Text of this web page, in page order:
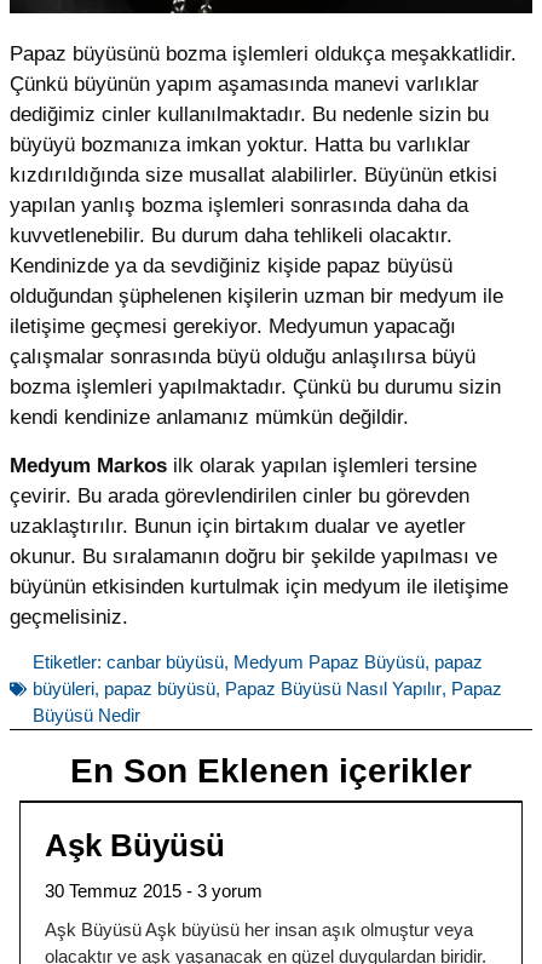
Papaz büyüsünü bozma işlemleri oldukça meşakkatlidir.
Çünkü büyünün yapım aşamasında manevi varlıklar
dediğimiz cinler kullanılmaktadır. Bu nedenle sizin bu
büyüyü bozmanıza imkan yoktur. Hatta bu varlıklar
kızdırıldığında size musallat alabilirler. Büyünün etkisi
yapılan yanlış bozma işlemleri sonrasında daha da
kuvvetlenebilir. Bu durum daha tehlikeli olacaktır.
Kendinizde ya da sevdiğiniz kişide papaz büyüsü
olduğundan şüphelenen kişilerin uzman bir medyum ile
iletişime geçmesi gerekiyor. Medyumun yapacağı
çalışmalar sonrasında büyü olduğu anlaşılırsa büyü
bozma işlemleri yapılmaktadır. Çünkü bu durumu sizin
kendi kendinize anlamanız mümkün değildir.
Medyum Markos ilk olarak yapılan işlemleri tersine
çevirir. Bu arada görevlendirilen cinler bu görevden
uzaklaştırılır. Bunun için birtakım dualar ve ayetler
okunur. Bu sıralamanın doğru bir şekilde yapılması ve
büyünün etkisinden kurtulmak için medyum ile iletişime
geçmelisiniz.
Etiketler: canbar büyüsü, Medyum Papaz Büyüsü, papaz
büyüleri, papaz büyüsü, Papaz Büyüsü Nasıl Yapılır, Papaz
Büyüsü Nedir
En Son Eklenen içerikler
Aşk Büyüsü
30 Temmuz 2015
3 yorum
Aşk Büyüsü Aşk büyüsü her insan aşık olmuştur veya
olacaktır ve aşk yaşanacak en güzel duygulardan biridir.